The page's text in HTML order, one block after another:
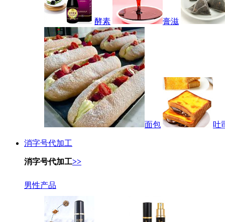
酵素 膏滋
面包 吐
消字号代加工
消字号代加工>>
男性产品